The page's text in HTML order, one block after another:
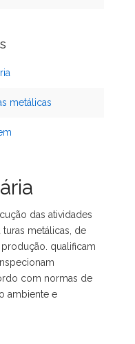
metálicas
das atividades
metálicas, de
qualificam
com normas de
ambiente e